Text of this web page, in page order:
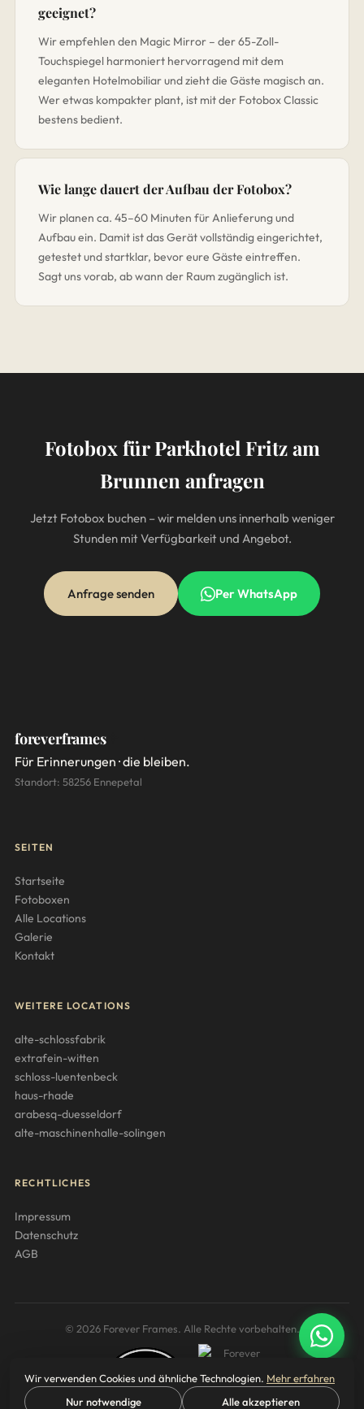
geeignet?
Wir empfehlen den Magic Mirror – der 65-Zoll-
Touchspiegel harmoniert hervorragend mit dem
eleganten Hotelmobiliar und zieht die Gäste magisch an.
Wer etwas kompakter plant, ist mit der Fotobox Classic
bestens bedient.
Wie lange dauert der Aufbau der Fotobox?
Wir planen ca. 45–60 Minuten für Anlieferung und
Aufbau ein. Damit ist das Gerät vollständig eingerichtet,
getestet und startklar, bevor eure Gäste eintreffen.
Sagt uns vorab, ab wann der Raum zugänglich ist.
Fotobox für Parkhotel Fritz am
Brunnen anfragen
Jetzt Fotobox buchen – wir melden uns innerhalb weniger
Stunden mit Verfügbarkeit und Angebot.
Anfrage senden Per WhatsApp
foreverframes
Für Erinnerungen · die bleiben.
Standort: 58256 Ennepetal
SEITEN
Startseite
Fotoboxen
Alle Locations
Galerie
Kontakt
WEITERE LOCATIONS
alte-schlossfabrik
extrafein-witten
schloss-luentenbeck
haus-rhade
arabesq-duesseldorf
alte-maschinenhalle-solingen
RECHTLICHES
Impressum
Datenschutz
AGB
© 2026 Forever Frames. Alle Rechte vorbehalten.
Wir verwenden Cookies und ähnliche Technologien. Mehr erfahren
Nur notwendige
Alle akzeptieren